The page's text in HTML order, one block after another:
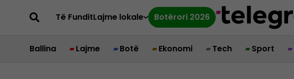
Të FunditLajme lokale Botërori 2026
Ballina Lajme Botë Ekonomi Tech Sport